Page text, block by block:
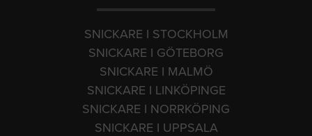
SNICKARE I STOCKHOLM
SNICKARE I GÖTEBORG
SNICKARE I MALMÖ
SNICKARE I LINKÖPINGE
SNICKARE I NORRKÖPING
SNICKARE I UPPSALA